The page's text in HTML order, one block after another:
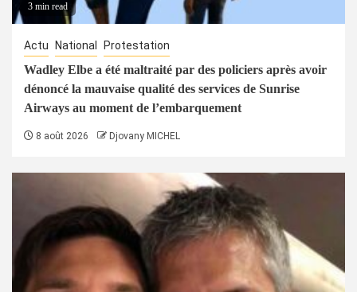
3 min read
Actu National Protestation
Wadley Elbe a été maltraité par des policiers après avoir
dénoncé la mauvaise qualité des services de Sunrise
Airways au moment de l’embarquement
8 août 2026 Djovany MICHEL